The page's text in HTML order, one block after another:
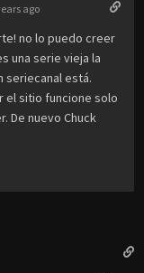
ago
no lo puedo creer
una serie vieja la
está.
el sitio funcione solo
De nuevo Chuck